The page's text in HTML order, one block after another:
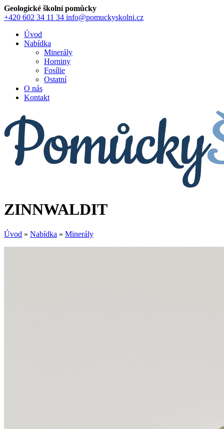
Geologické školní pomůcky
+420 602 34 11 34 info@pomuckyskolni.cz
Úvod
Nabídka
Minerály
Horniny
Fosílie
Ostatní
O nás
Kontakt
ZINNWALDIT
Úvod » Nabídka » Minerály